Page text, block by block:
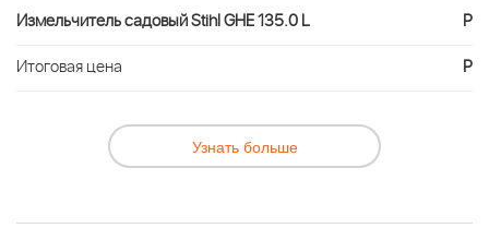
Измельчитель садовый Stihl GHE 135.0 L
Р
Итоговая цена
Р
Узнать больше